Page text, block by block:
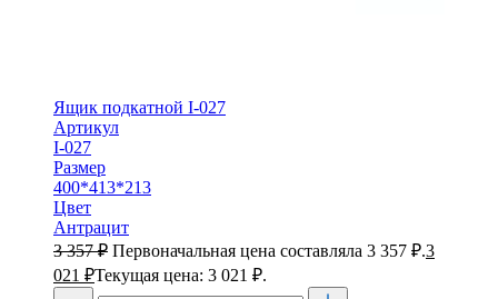
Ящик подкатной I-027
Артикул
I-027
Размер
400*413*213
Цвет
Антрацит
3 357₽ Первоначальная цена составляла 3 357 ₽.3
021 ₽Текущая цена: 3 021 ₽.